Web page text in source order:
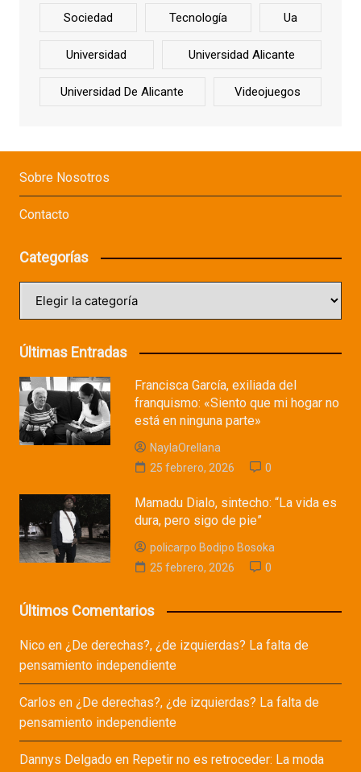
Sociedad Tecnología Ua
Universidad Universidad Alicante
Universidad De Alicante Videojuegos
Sobre Nosotros
Contacto
Categorías
Últimas Entradas
Francisca García, exiliada del
franquismo: «Siento que mi hogar no
está en ninguna parte»
NaylaOrellana
25 febrero, 2026
0
Mamadu Dialo, sintecho: “La vida es
dura, pero sigo de pie”
policarpo Bodipo Bosoka
25 febrero, 2026
0
Últimos Comentarios
Nicoen ¿De derechas?, ¿de izquierdas? La falta de
pensamiento independiente
Carlos en ¿De derechas?, ¿de izquierdas? La falta de
pensamiento independiente
Dannys Delgadoen Repetir no es retroceder: La moda